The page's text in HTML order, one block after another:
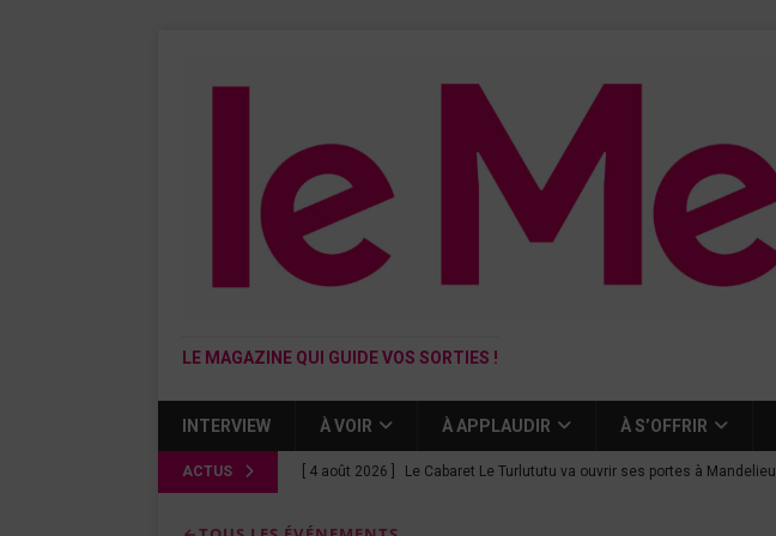
LE MAGAZINE QUI GUIDE VOS SORTIES !
INTERVIEW À VOIR À APPLAUDIR À S’OFFRIR
ACTUS [ 4 août 2026 ] Le Cabaret Le Turlututu va ouvrir ses portes à Mandelieu